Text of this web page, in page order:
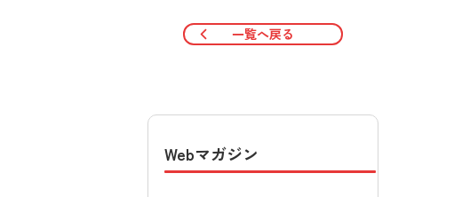
一覧へ戻る
Webマガジン